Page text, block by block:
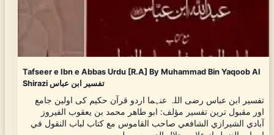
Tafseer e Ibn e Abbas Urdu [R.A] By Muhammad Bin Yaqoob Al
Shirazi تفسیر ابن عباس
تفسیر ابن عباس رضی اللہ عنہما اردو قرآن حکیم کی اولین جامع
اور مقبول ترین تفسیر مؤلف: ابو طاهر محمد بن يعقوب الفيروز
آبادي الشيرازي الشافعي صاحب القاموس مع كتاب لباب النقول في